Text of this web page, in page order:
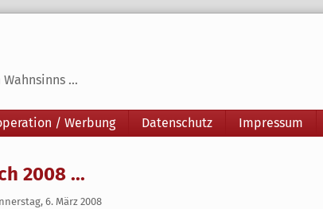
...
/ Werbung Datenschutz Impressum
2008 ...
6. März 2008